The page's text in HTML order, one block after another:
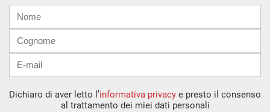
mail
Dichiaro di aver letto l’informativa privacy e presto il consenso
al trattamento dei miei dati personali